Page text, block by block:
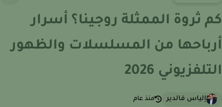
ثروة الممثلة روجينا؟ أسرار
من المسلسلات والظهور
2026
إلياس فالدير منذ عام